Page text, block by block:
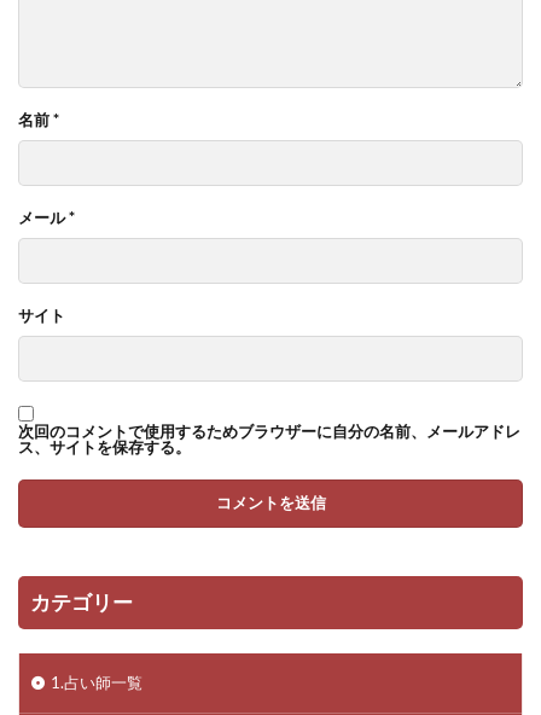
名前*
メール*
サイト
次回のコメントで使用するためブラウザーに自分の名前、メールアドレ
ス、サイトを保存する。
カテゴリー
1.占い師一覧